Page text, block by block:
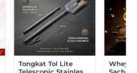
Tongkat Tol Lite
Whey